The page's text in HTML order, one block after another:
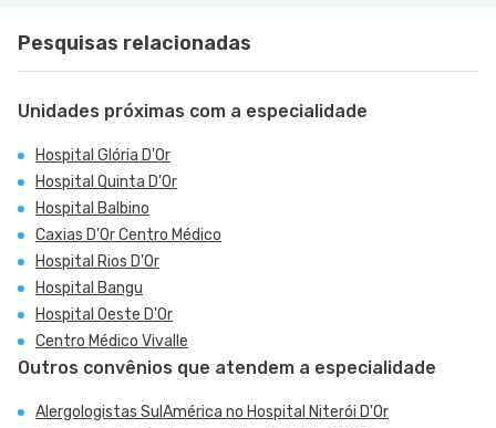
Pesquisas relacionadas
Unidades próximas com a especialidade
Hospital Glória D'Or
Hospital Quinta D'Or
Hospital Balbino
Caxias D'Or Centro Médico
Hospital Rios D'Or
Hospital Bangu
Hospital Oeste D'Or
Centro Médico Vivalle
Outros convênios que atendem a especialidade
Alergologistas SulAmérica no Hospital Niterói D'Or